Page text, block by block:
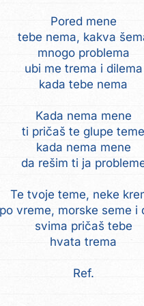
Pored mene
tebe nema, kakva
mnogo problema
ubi me trema i dilema
kada tebe nema
Kada nema mene
ti pričaš te glupe teme
kada nema mene
da rešim ti ja
Te tvoje teme, neke
vreme, morske seme i
svima pričaš tebe
hvata trema
Ref.